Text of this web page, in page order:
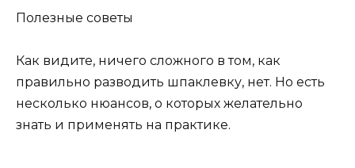
Полезные советы
Как видите, ничего сложного в том, как
правильно разводить шпаклевку, нет. Но есть
несколько нюансов, о которых желательно
знать и применять на практике.